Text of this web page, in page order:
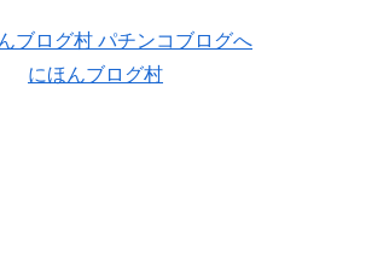
にほんブログ村